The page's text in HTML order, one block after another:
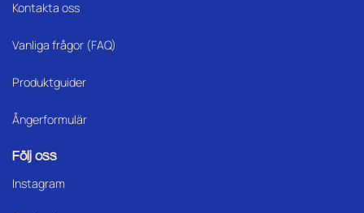
Kontakta oss
Vanliga frågor (FAQ)
Produktguider
Ångerformulär
Följ oss
Instagram